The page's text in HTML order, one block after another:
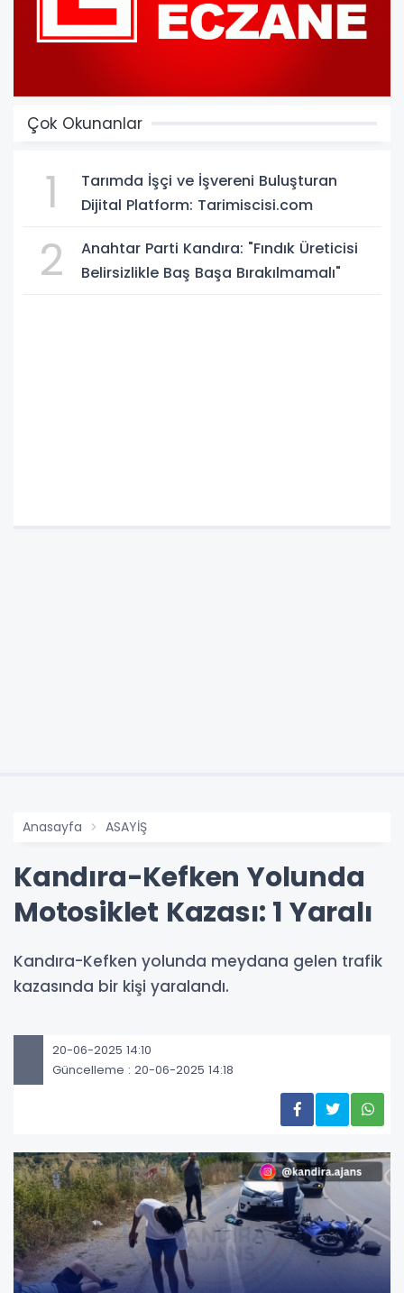
Çok Okunanlar
1
Tarımda İşçi ve İşvereni Buluşturan
Dijital Platform: Tarimiscisi.com
2
Anahtar Parti Kandıra: "Fındık Üreticisi
Belirsizlikle Baş Başa Bırakılmamalı"
Anasayfa ASAYİŞ
Kandıra-Kefken Yolunda
Motosiklet Kazası: 1 Yaralı
Kandıra-Kefken yolunda meydana gelen trafik
kazasında bir kişi yaralandı.
20-06-2025 14:10
Güncelleme : 20-06-2025 14:18